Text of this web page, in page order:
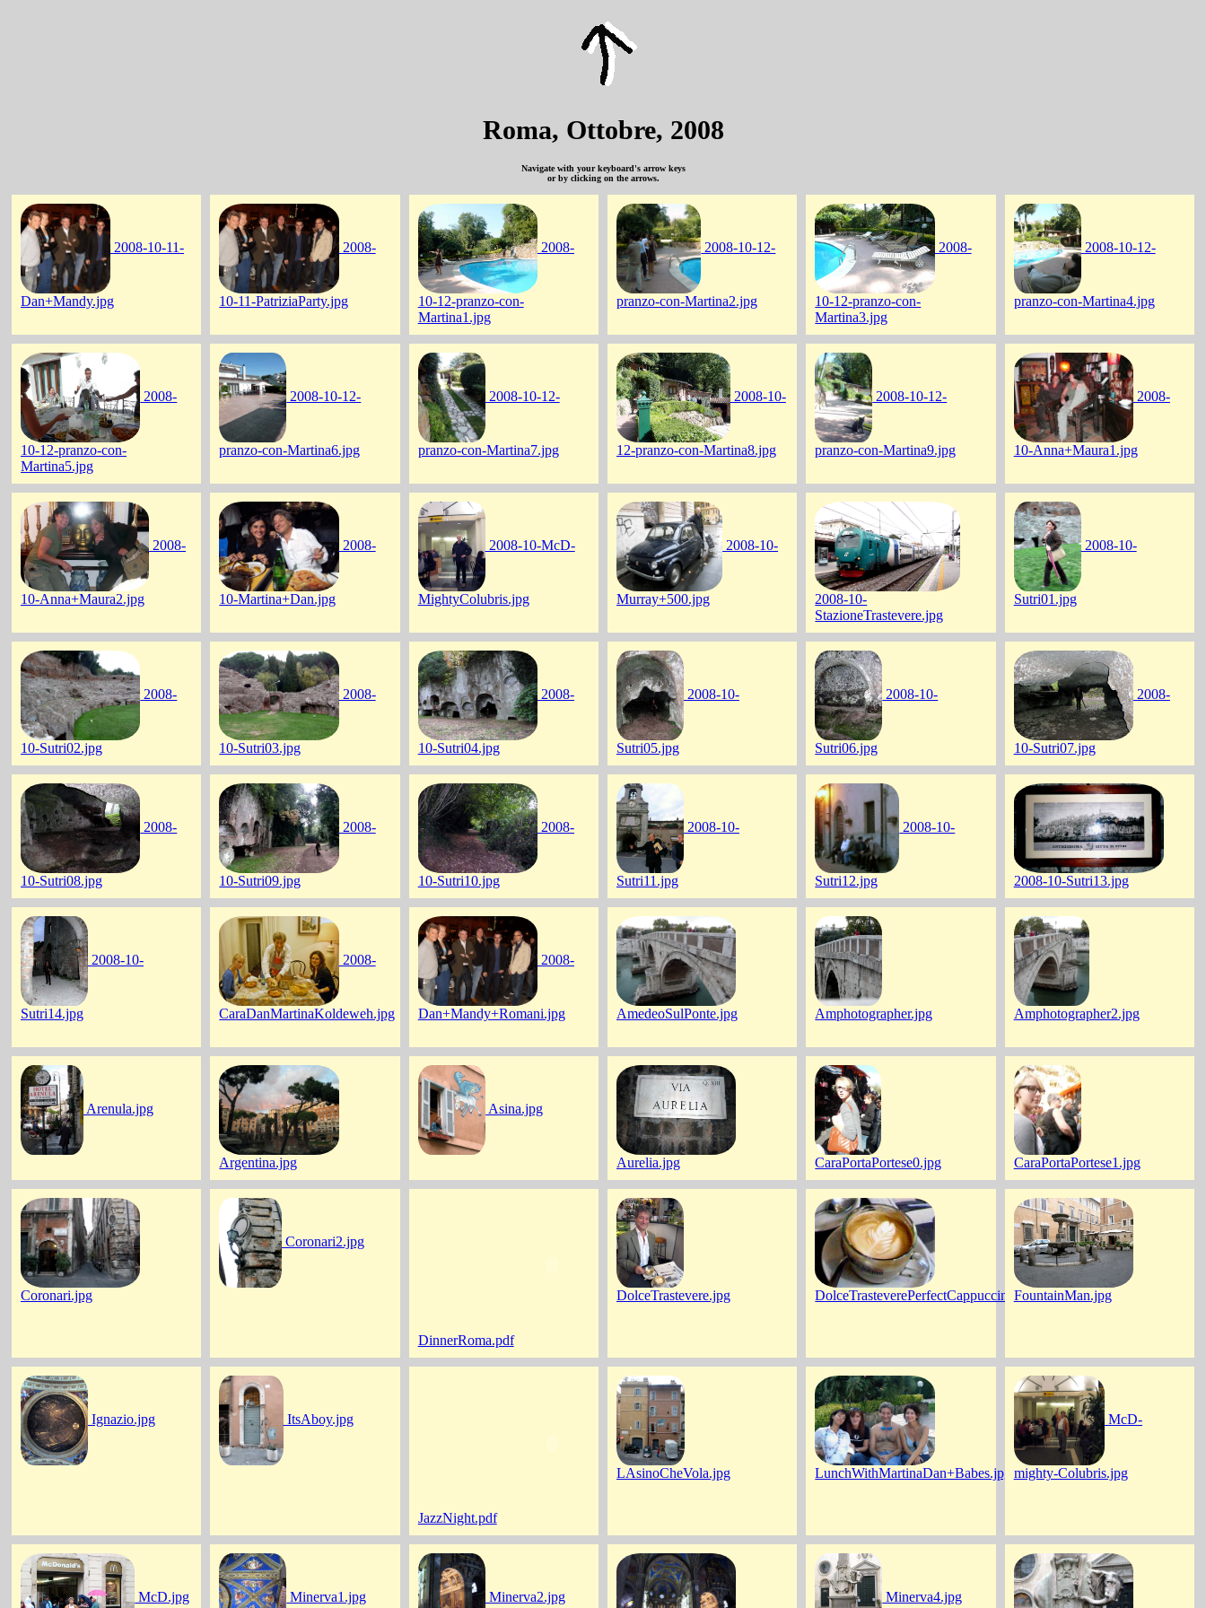
Roma, Ottobre, 2008
Navigate with your keyboard's arrow keys
or by clicking on the arrows.
2008-10-11-
Dan+Mandy.jpg
2008-
10-11-PatriziaParty.jpg
2008-
10-12-pranzo-con-
Martina1.jpg
2008-10-12-
pranzo-con-Martina2.jpg
2008-
10-12-pranzo-con-
Martina3.jpg
2008-10-12-
pranzo-con-Martina4.jpg
2008-
10-12-pranzo-con-
Martina5.jpg
2008-10-12-
pranzo-con-Martina6.jpg
2008-10-12-
pranzo-con-Martina7.jpg
2008-10-
12-pranzo-con-Martina8.jpg
2008-10-12-
pranzo-con-Martina9.jpg
2008-
10-Anna+Maura1.jpg
2008-
10-Anna+Maura2.jpg
2008-
10-Martina+Dan.jpg
2008-10-McD-
MightyColubris.jpg
2008-10-
Murray+500.jpg
2008-10-
StazioneTrastevere.jpg
2008-10-
Sutri01.jpg
2008-
10-Sutri02.jpg
2008-
10-Sutri03.jpg
2008-
10-Sutri04.jpg
2008-10-
Sutri05.jpg
2008-10-
Sutri06.jpg
2008-
10-Sutri07.jpg
2008-
10-Sutri08.jpg
2008-
10-Sutri09.jpg
2008-
10-Sutri10.jpg
2008-10-
Sutri11.jpg
2008-10-
Sutri12.jpg 2008-10-Sutri13.jpg
2008-10-
Sutri14.jpg
2008-
CaraDanMartinaKoldeweh.jpg
2008-
Dan+Mandy+Romani.jpg AmedeoSulPonte.jpg Amphotographer.jpg Amphotographer2.jpg
Arenula.jpg
Argentina.jpg
Asina.jpg
Aurelia.jpg CaraPortaPortese0.jpg CaraPortaPortese1.jpg
Coronari.jpg
Coronari2.jpg
DinnerRoma.pdf
DolceTrastevere.jpg DolceTrasteverePerfectCappuccino.jpgFountainMan.jpg
Ignazio.jpg ItsAboy.jpg
JazzNight.pdf
LAsinoCheVola.jpg LunchWithMartinaDan+Babes.jpg
McD-
mighty-Colubris.jpg
McD.jpg Minerva1.jpg Minerva2.jpg Minerva4.jpg